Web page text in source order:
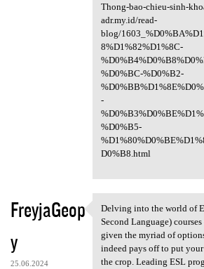
Thong-bao-chieu-sinh-
adr.my.id/read-
blog/
8%D1%82%D1%8C-
%D0%BC-%D0%B2-
-
%D0%B5-
D0%B8.html
FreyjaGeop
y
25.06.2024
Delving into the
Delving into the world of
Second Language)
given the myriad of
indeed pays off to put
the crop. Leading ESL